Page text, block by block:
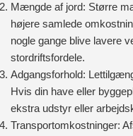
Mængde af jord: Større
højere samlede
nogle gange blive lavere
stordriftsfordele.
Adgangsforhold:
Hvis din have eller
ekstra udstyr eller
Transportomkostninger: